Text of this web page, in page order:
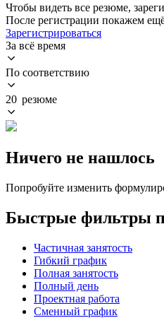
Чтобы видеть все резюме,
После регистрации покажем
Зарегистрироваться
За всё время
По соответствию
20 резюме
Ничего не нашлось
Попробуйте изменить
Быстрые фильтры
Частичная занятость
Гибкий график
Полная занятость
Полный день
Проектная работа
Сменный график